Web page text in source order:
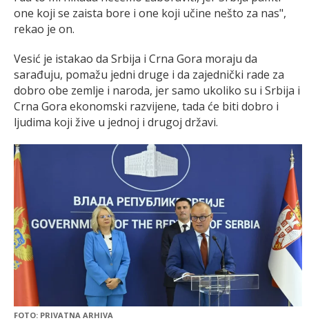
one koji se zaista bore i one koji učine nešto za nas",
rekao je on.
Vesić je istakao da Srbija i Crna Gora moraju da
sarađuju, pomažu jedni druge i da zajednički rade za
dobro obe zemlje i naroda, jer samo ukoliko su i Srbija i
Crna Gora ekonomski razvijene, tada će biti dobro i
ljudima koji žive u jednoj i drugoj državi.
FOTO: PRIVATNA ARHIVA